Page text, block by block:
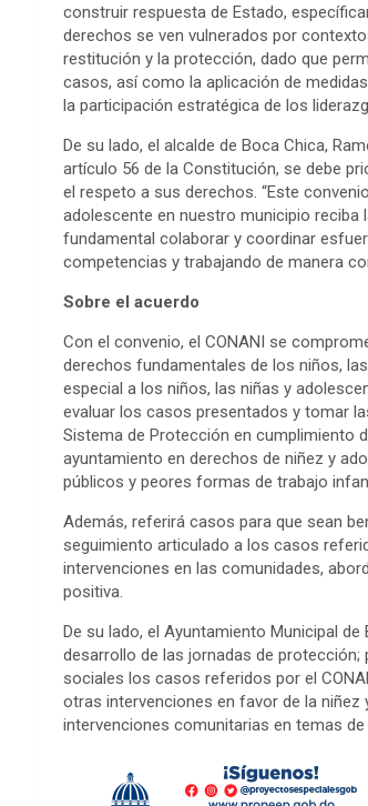
construir respuesta de Estado,
derechos se ven vulnerados por
restitución y la protección, dado que
casos, así como la aplicación de
la participación estratégica de los
De su lado, el alcalde de Boca Chica,
artículo 56 de la Constitución, se debe
el respeto a sus derechos. “Este
adolescente en nuestro municipio reciba
fundamental colaborar y coordinar
competencias y trabajando de manera
Sobre el acuerdo
Con el convenio, el CONANI se
derechos fundamentales de los niños,
especial a los niños, las niñas y
evaluar los casos presentados y tomar
Sistema de Protección en cumplimiento
ayuntamiento en derechos de niñez y
públicos y peores formas de trabajo
Además, referirá casos para que sean
seguimiento articulado a los casos
intervenciones en las comunidades,
positiva.
De su lado, el Ayuntamiento Municipal
desarrollo de las jornadas de
sociales los casos referidos por el
otras intervenciones en favor de la
intervenciones comunitarias en temas